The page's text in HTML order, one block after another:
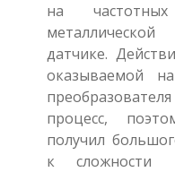
на
датчике.
оказываемой
процесс,
получил
к сложности